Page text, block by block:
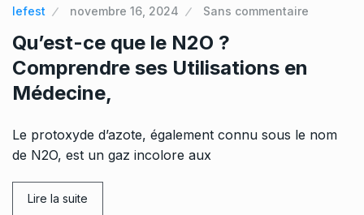
lefest novembre 16, 2024 Sans commentaire
Qu’est-ce que le N2O ?
Comprendre ses Utilisations en
Médecine,
Le protoxyde d’azote, également connu sous le nom
de N2O, est un gaz incolore aux
Lire la suite